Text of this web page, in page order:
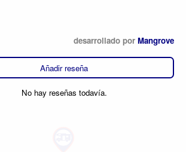
desarrollado por Mangrove
Añadir reseña
No hay reseñas todavía.